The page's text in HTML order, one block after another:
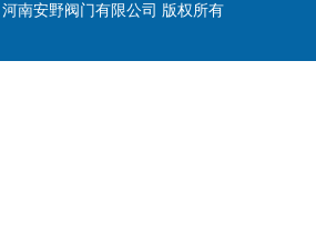
南安野阀门有限公司 版权所有